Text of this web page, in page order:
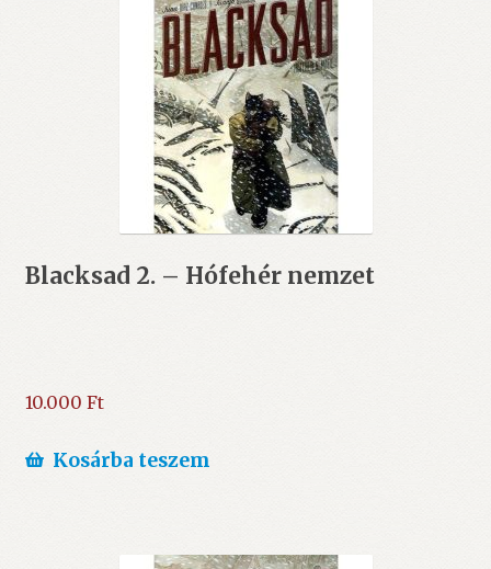
Blacksad 2. – Hófehér nemzet
10.000 Ft
Kosárba teszem